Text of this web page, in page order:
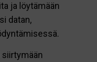
ja löytämään
datan,